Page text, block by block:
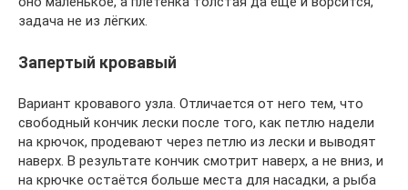
задача не из лёгких.
Запертый кровавый
Вариант кровавого узла. Отличается от него тем, что
свободный кончик лески после того, как петлю надели
на крючок, продевают через петлю из лески и выводят
наверх. В результате кончик смотрит наверх, а не вниз, и
на крючке остаётся больше места для насадки, а рыба